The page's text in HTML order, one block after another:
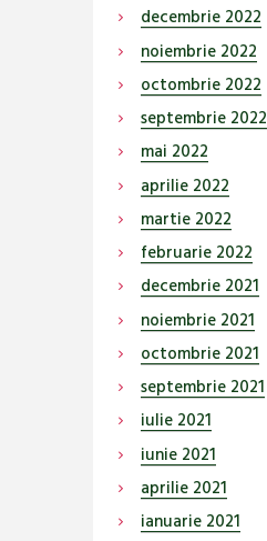
decembrie 2022
noiembrie 2022
octombrie 2022
septembrie 2022
mai 2022
aprilie 2022
martie 2022
februarie 2022
decembrie 2021
noiembrie 2021
octombrie 2021
septembrie 2021
iulie 2021
iunie 2021
aprilie 2021
ianuarie 2021